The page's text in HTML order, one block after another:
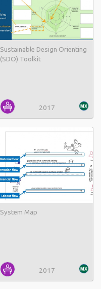
Sustainable Design Orienting
(SDO) Toolkit
2017
System Map
2017